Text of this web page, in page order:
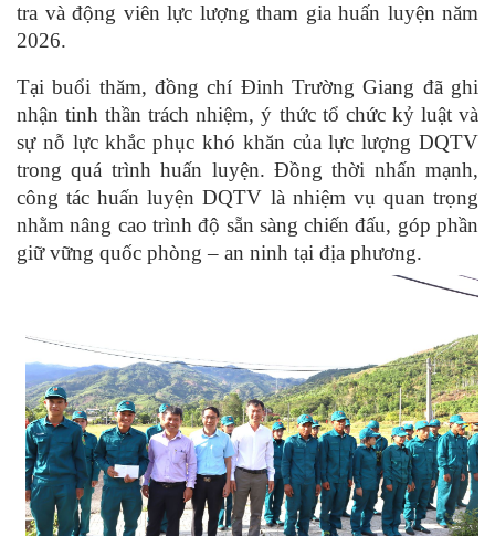
tra và động viên lực lượng tham gia huấn luyện năm
2026.
Tại buổi thăm, đồng chí Đinh Trường Giang đã ghi
nhận tinh thần trách nhiệm, ý thức tổ chức kỷ luật và
sự nỗ lực khắc phục khó khăn của lực lượng DQTV
trong quá trình huấn luyện. Đồng thời nhấn mạnh,
công tác huấn luyện DQTV là nhiệm vụ quan trọng
nhằm nâng cao trình độ sẵn sàng chiến đấu, góp phần
giữ vững quốc phòng – an ninh tại địa phương.